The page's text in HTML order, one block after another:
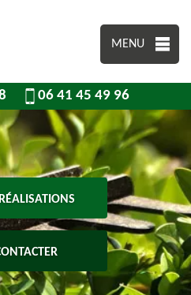
MENU
06 41 45 49 96